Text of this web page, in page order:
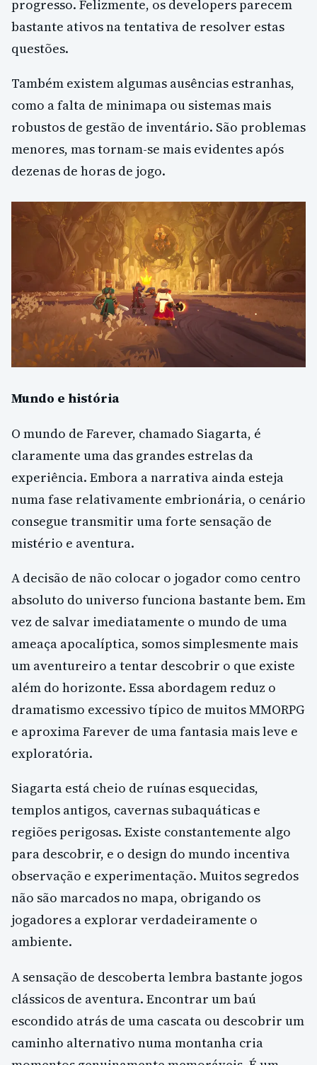
progresso. Felizmente, os developers parecem
bastante ativos na tentativa de resolver estas
questões.
Também existem algumas ausências estranhas,
como a falta de minimapa ou sistemas mais
robustos de gestão de inventário. São problemas
menores, mas tornam-se mais evidentes após
dezenas de horas de jogo.
Mundo e história
O mundo de Farever, chamado Siagarta, é
claramente uma das grandes estrelas da
experiência. Embora a narrativa ainda esteja
numa fase relativamente embrionária, o cenário
consegue transmitir uma forte sensação de
mistério e aventura.
A decisão de não colocar o jogador como centro
absoluto do universo funciona bastante bem. Em
vez de salvar imediatamente o mundo de uma
ameaça apocalíptica, somos simplesmente mais
um aventureiro a tentar descobrir o que existe
além do horizonte. Essa abordagem reduz o
dramatismo excessivo típico de muitos MMORPG
e aproxima Farever de uma fantasia mais leve e
exploratória.
Siagarta está cheio de ruínas esquecidas,
templos antigos, cavernas subaquáticas e
regiões perigosas. Existe constantemente algo
para descobrir, e o design do mundo incentiva
observação e experimentação. Muitos segredos
não são marcados no mapa, obrigando os
jogadores a explorar verdadeiramente o
ambiente.
A sensação de descoberta lembra bastante jogos
clássicos de aventura. Encontrar um baú
escondido atrás de uma cascata ou descobrir um
caminho alternativo numa montanha cria